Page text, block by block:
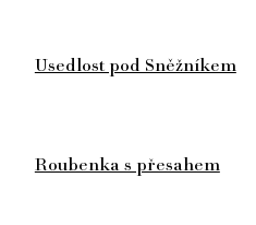
Usedlost pod Sněžníkem
Roubenka s přesahem